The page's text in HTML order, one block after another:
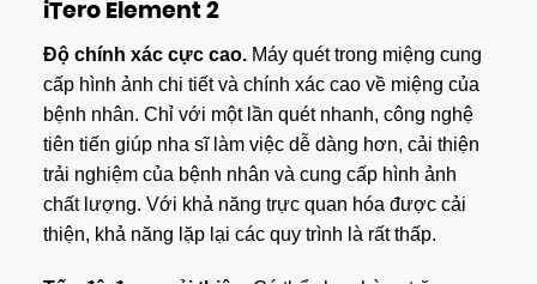
iTero Element 2
Độ chính xác cực cao.Máy quét trong miệng cung
cấp hình ảnh chi tiết và chính xác cao về miệng của
bệnh nhân. Chỉ với một lần quét nhanh, công nghệ
tiên tiến giúp nha sĩ làm việc dễ dàng hơn, cải thiện
trải nghiệm của bệnh nhân và cung cấp hình ảnh
chất lượng. Với khả năng trực quan hóa được cải
thiện, khả năng lặp lại các quy trình là rất thấp.